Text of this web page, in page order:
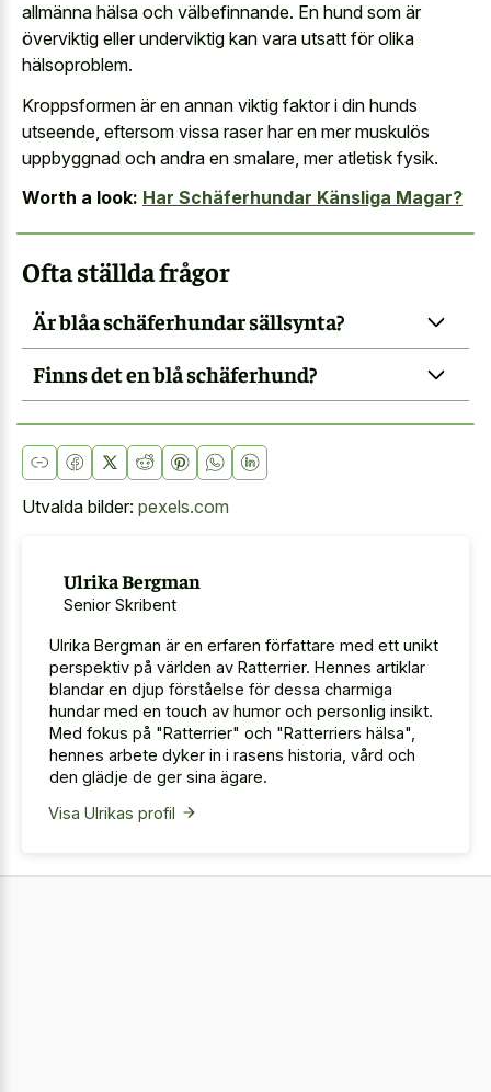
allmänna hälsa och välbefinnande. En hund som är
överviktig eller underviktig kan vara utsatt för olika
hälsoproblem.
Kroppsformen är en annan viktig faktor i din hunds
utseende, eftersom vissa raser har en mer muskulös
uppbyggnad och andra en smalare, mer atletisk fysik.
Worth a look: Har Schäferhundar Känsliga Magar?
Ofta ställda frågor
Är blåa schäferhundar sällsynta?
Finns det en blå schäferhund?
Utvalda bilder: pexels.com
Ulrika Bergman
Senior Skribent
Ulrika Bergman är en erfaren författare med ett unikt
perspektiv på världen av Ratterrier. Hennes artiklar
blandar en djup förståelse för dessa charmiga
hundar med en touch av humor och personlig insikt.
Med fokus på "Ratterrier" och "Ratterriers hälsa",
hennes arbete dyker in i rasens historia, vård och
den glädje de ger sina ägare.
Visa Ulrikas profil